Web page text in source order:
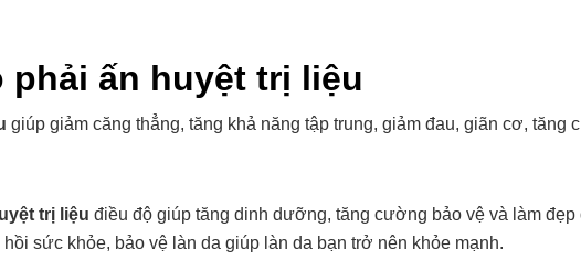
phải ấn huyệt trị liệu
giúp giảm căng thẳng, tăng khả năng tập trung, giảm đau, giãn cơ,
trị liệu điều độ giúp tăng dinh dưỡng, tăng cường bảo vệ và làm
sức khỏe, bảo vệ làn da giúp làn da bạn trở nên khỏe mạnh.